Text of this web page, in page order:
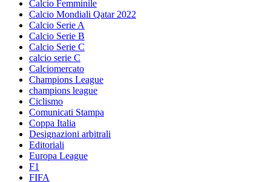
Calcio Femminile
Calcio Mondiali Qatar 2022
Calcio Serie A
Calcio Serie B
Calcio Serie C
calcio serie C
Calciomercato
Champions League
champions league
Ciclismo
Comunicati Stampa
Coppa Italia
Designazioni arbitrali
Editoriali
Europa League
F1
FIFA